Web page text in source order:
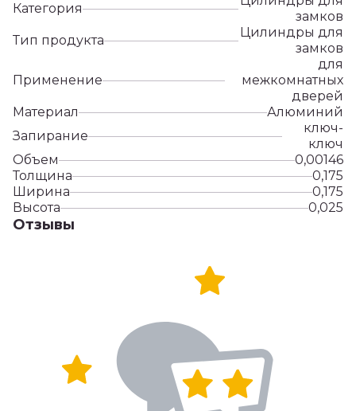
Категория
замков
Тип продукта
Цилиндры для
замков
Применение
для
межкомнатных
дверей
Материал
Алюминий
Запирание
ключ-
ключ
Объем
0,00146
Толщина
0,175
Ширина
0,175
Высота
0,025
Отзывы